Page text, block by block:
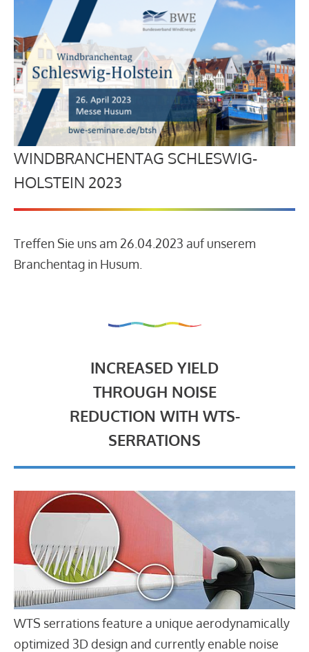
WINDBRANCHENTAG SCHLESWIG-
HOLSTEIN 2023
Treffen Sie uns am 26.04.2023 auf unserem
Branchentag in Husum.
INCREASED YIELD
THROUGH NOISE
REDUCTION WITH WTS-
SERRATIONS
WTS serrations feature a unique aerodynamically
optimized 3D design and currently enable noise